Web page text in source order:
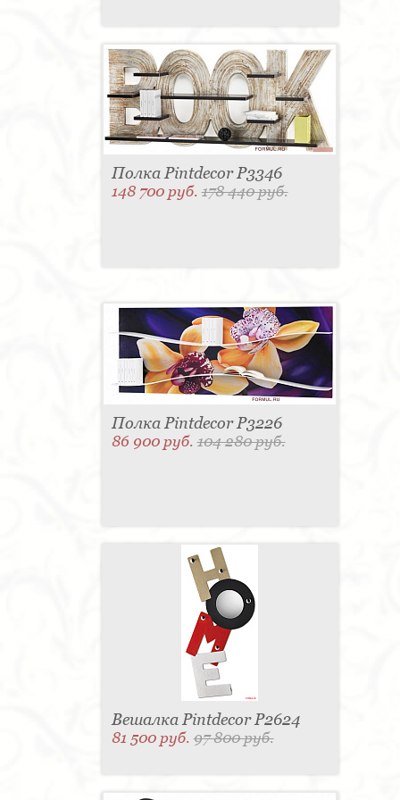
Полка Pintdecor P3346
148 700 руб.178 440 руб.
Полка Pintdecor P3226
86 900 руб.104 280 руб.
Вешалка Pintdecor P2624
81 500 руб.97 800 руб.